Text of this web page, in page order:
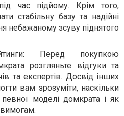
час підйому. Крім того,
стабільну базу та надійні
небажаному зсуву піднятого
Перед покупкою
розгляньте відгуки та
та експертів. Досвід інших
вам зрозуміти, наскільки
певної моделі домкрата і як
вимогам.